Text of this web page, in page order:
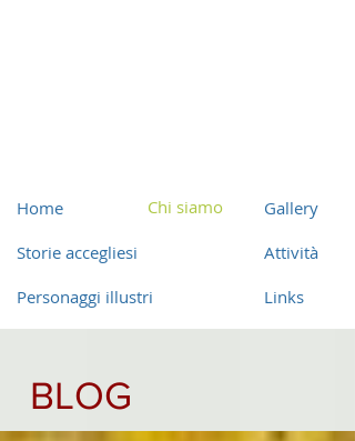
Home Chi siamo
Storie accegliesi
Personaggi illustri
Gallery
Attività
Links
BLOG